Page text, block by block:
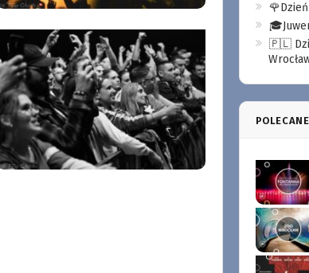
🇵🇱
POLECANE